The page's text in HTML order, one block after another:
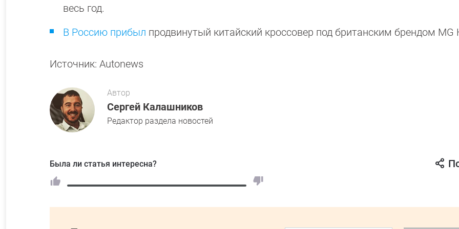
весь год.
В Россию прибыл продвинутый китайский кроссовер под британским брендом MG
Источник: Autonews
Автор
Сергей Калашников
Редактор раздела новостей
Была ли статья интересна?